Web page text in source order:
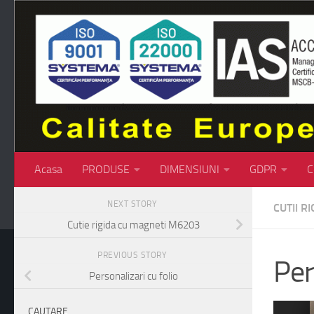
Skip to content
Acasa PRODUSE DIMENSIUNI GDPR
CUTII
NEXT STORY
Cutie rigida cu magneti M6203
PREVIOUS STORY
Personalizari cu folio